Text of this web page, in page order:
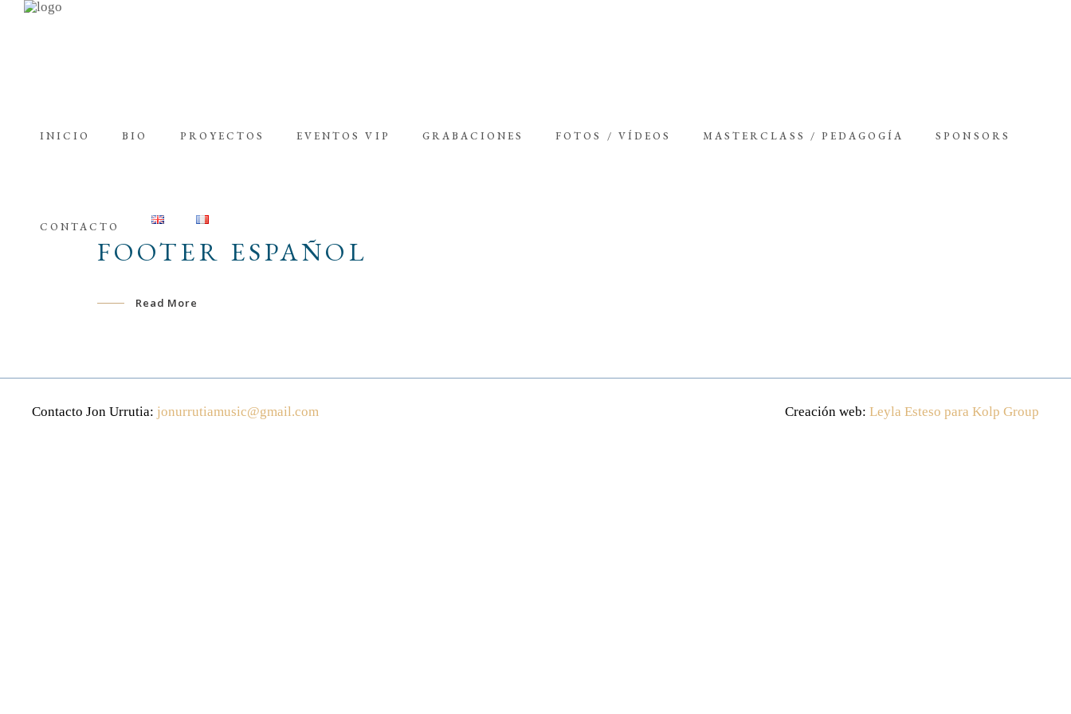
INICIO BIO PROYECTOS EVENTOS VIP GRABACIONES FOTOS / VÍDEOS MASTERCLASS / PEDAGOGÍA SPONSORS
CONTACTO
FOOTER ESPAÑOL
Read More
Contacto Jon Urrutia: jonurrutiamusic@gmail.com Creación web: Leyla Esteso para Kolp Group